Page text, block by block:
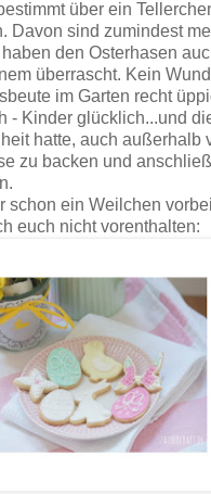
über ein
Davon sind zumindest
den Osterhasen
überrascht. Kein
im Garten recht
- Kinder glücklich...und
hatte, auch außerhalb
zu backen und
schon ein Weilchen
euch nicht vorenthalten: